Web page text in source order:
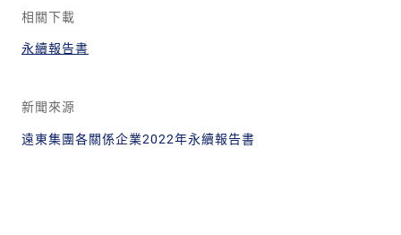
相關下載
永續報告書
新聞來源
遠東集團各關係企業2022年永續報告書